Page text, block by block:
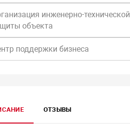
инженерно-технической
объекта
поддержки бизнеса
ОТЗЫВЫ